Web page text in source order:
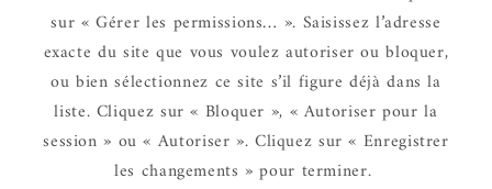
sur « Gérer les permis­sions… ». Saisis­sez l’adresse
exacte du site que vous voulez auto­ri­ser ou bloquer,
ou bien sélec­tion­nez ce site s’il figure déjà dans la
liste. Cliquez sur « Bloquer », « Auto­ri­ser pour la
session » ou « Auto­ri­ser ». Cliquez sur « Enre­gis­trer
les chan­ge­ments » pour termi­ner.